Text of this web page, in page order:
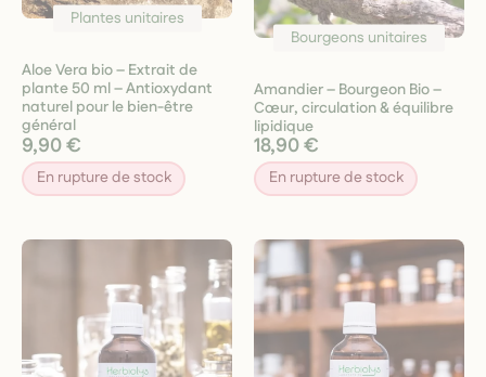
Plantes unitaires
Aloe Vera bio – Extrait de
plante 50 ml – Antioxydant
naturel pour le bien-être
général
9,90 €
En rupture de stock
Bourgeons unitaires
Amandier – Bourgeon Bio –
Cœur, circulation & équilibre
lipidique
18,90 €
En rupture de stock